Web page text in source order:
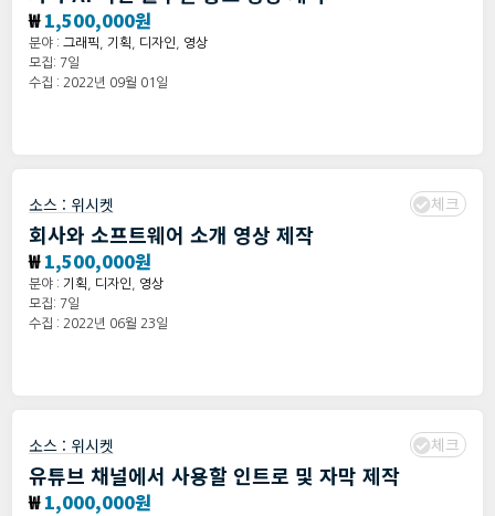
₩1,500,000원
분야 : 그래픽 기획 디자인
영상
모집: 7일
수집 : 2022년 09월 01일
소스 : 위시켓 체크
회사와 소프트웨어 소개 영상 제작
₩1,500,000원
분야 : 기획 디자인
영상
모집: 7일
수집 : 2022년 06월 23일
소스 : 위시켓 체크
유튜브 채널에서 사용할 인트로 및 자막 제작
₩1,000,000원